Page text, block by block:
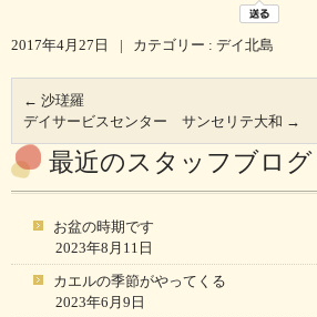
2017年4月27日 | カテゴリー : デイ北島
← 沙瑳羅
デイサービスセンター サンセリテ大和 →
最近のスタッフブログ
お盆の時期です
2023年8月11日
カエルの季節がやってくる
2023年6月9日